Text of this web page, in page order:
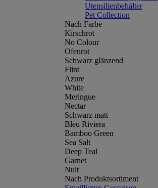
Utensilienbehälter
Pet Collection
Nach Farbe
Kirschrot
No Colour
Ofenrot
Schwarz glänzend
Flint
Azure
White
Meringue
Nectar
Schwarz matt
Bleu Riviera
Bamboo Green
Sea Salt
Deep Teal
Garnet
Nuit
Nach Produktsortiment